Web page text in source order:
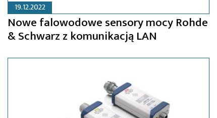
19.12.2022
Nowe falowodowe sensory mocy Rohde
& Schwarz z komunikacją LAN